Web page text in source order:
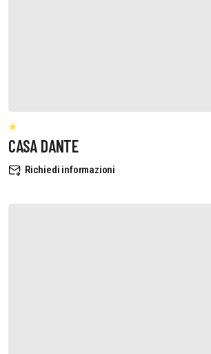
CASA DANTE
Richiedi informazioni